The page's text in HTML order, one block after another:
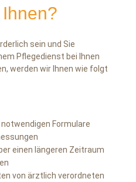
sein und Sie
Pflegedienst bei Ihnen
werden wir Ihnen wie folgt
Formulare
einen längeren Zeitraum
von ärztlich verordneten